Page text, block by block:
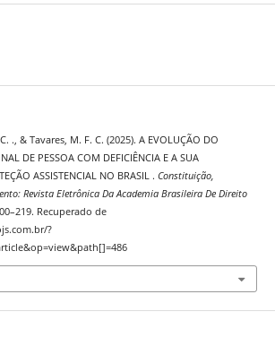
., & Tavares, M. F. C. (2025). A EVOLUÇÃO DO
DE PESSOA COM DEFICIÊNCIA E A SUA
ASSISTENCIAL NO BRASIL . Constituição,
Revista Eletrônica Da Academia Brasileira De Direito
Recuperado de
?